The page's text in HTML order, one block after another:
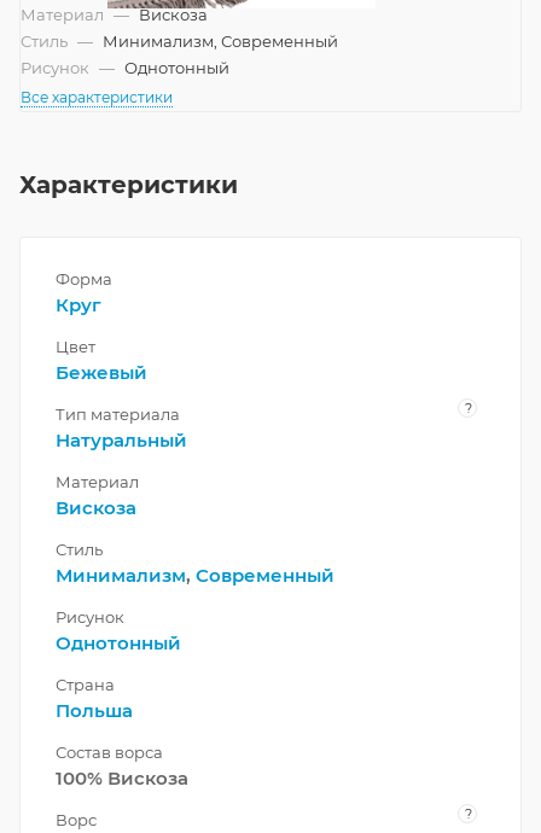
Материал — Вискоза
Стиль — Минимализм, Современный
Рисунок — Однотонный
Все характеристики
Характеристики
Форма
Круг
Цвет
Бежевый
Тип материала ?
Натуральный
Материал
Вискоза
Стиль
Минимализм, Современный
Рисунок
Однотонный
Страна
Польша
Состав ворса
100% Вискоза
Ворс ?